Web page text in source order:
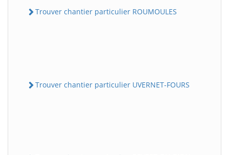
Trouver chantier particulier ROUMOULES
Trouver chantier particulier UVERNET-FOURS